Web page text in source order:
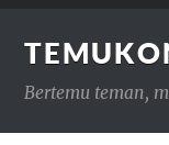
Bertemu teman,